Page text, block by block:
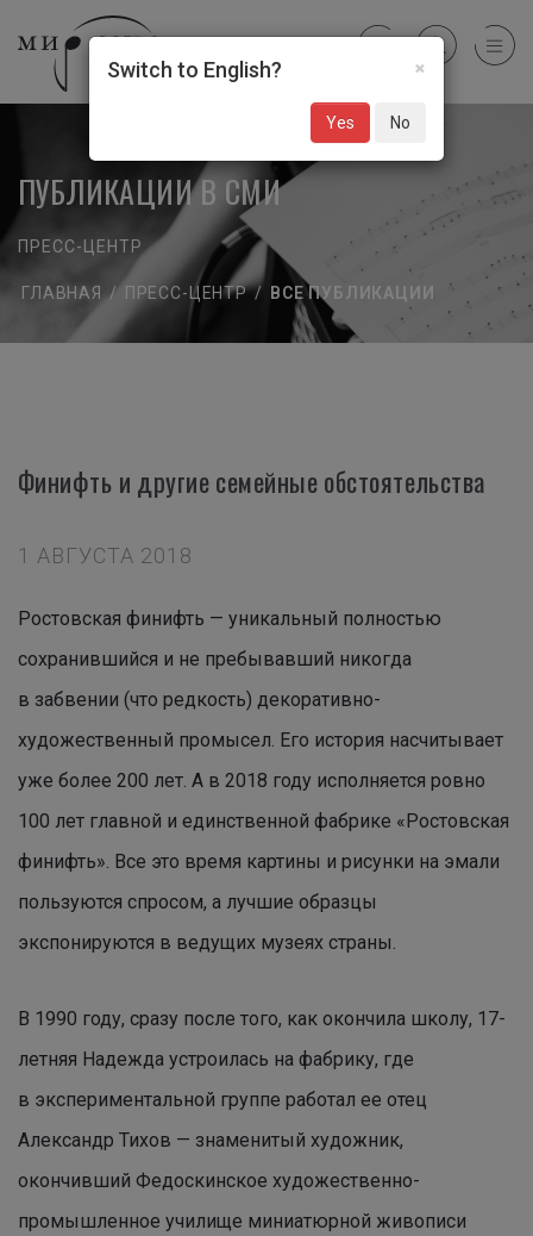
ПУБЛИКАЦИИ В СМИ
ПРЕСС-ЦЕНТР
ГЛАВНАЯ / ПРЕСС-ЦЕНТР / ВСЕ ПУБЛИКАЦИИ
Финифть и другие семейные обстоятельства
1 АВГУСТА 2018
Ростовская финифть — уникальный полностью
сохранившийся и не пребывавший никогда
в забвении (что редкость) декоративно-
художественный промысел. Его история насчитывает
уже более 200 лет. А в 2018 году исполняется ровно
100 лет главной и единственной фабрике «Ростовская
финифть». Все это время картины и рисунки на эмали
пользуются спросом, а лучшие образцы
экспонируются в ведущих музеях страны.
В 1990 году, сразу после того, как окончила школу, 17-
летняя Надежда устроилась на фабрику, где
в экспериментальной группе работал ее отец
Александр Тихов — знаменитый художник,
окончивший Федоскинское художественно-
промышленное училище миниатюрной живописи
×
Switch to English?
Yes No